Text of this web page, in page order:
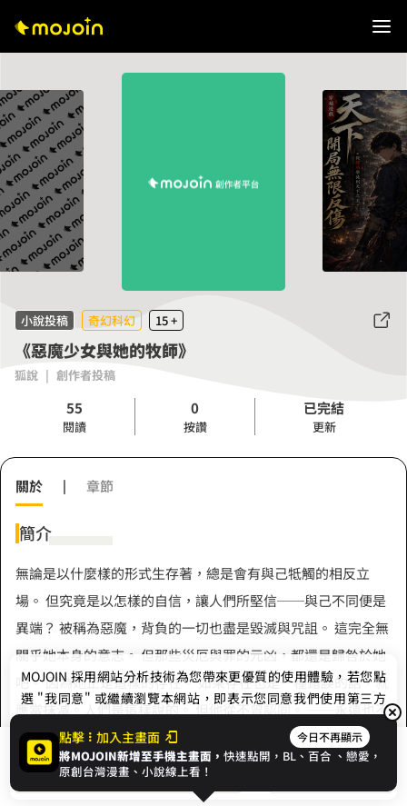
小說投稿 奇幻科幻 15 +
《惡魔少女與她的牧師》
狐說 | 創作者投稿
55
閱讀
0
按讚
已完結
更新
開始閱讀
關於 | 章節
簡介
無論是以什麼樣的形式生存著，總是會有與己牴觸的相反立
場。 但究竟是以怎樣的自信，讓人們所堅信──與己不同便是
異端？ 被稱為惡魔，背負的一切也盡是毀滅與咒詛。 這完全無
關乎她本身的意志。 但那些災厄與罪的元凶，都還是歸咎於她
吧。 因為她正是這樣的存在。 如果存在也是一種錯誤的話，就
應當抹滅。人們是這樣說的。 但他從不曾認同。 ──永遠也不
會認同。 這是一個少年牧師與惡魔女孩的故事。
點擊 加入主畫面 今日不再顯示
將MOJOIN新增至手機主畫面，快速點開，BL、百合 、戀愛，
原創台灣漫畫、小說線上看！
MOJOIN 採用網站分析技術為您帶來更優質的使用體驗，若您點
選 "我同意" 或繼續瀏覽本網站，即表示您同意我們使用第三方
Cookie，欲瞭解更多資訊請見隱私權政策。
我同意